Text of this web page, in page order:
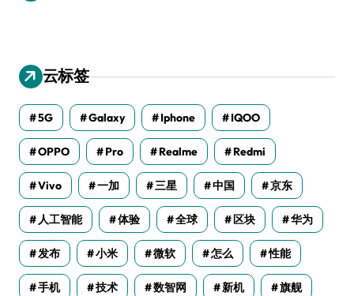
云标签
5G Galaxy Iphone IQOO
OPPO Pro Realme Redmi
Vivo 一加 三星 中国 京东
人工智能 体验 全球 区块 华为
发布 小米 微软 怎么 性能
手机 技术 数智网 新机 旗舰